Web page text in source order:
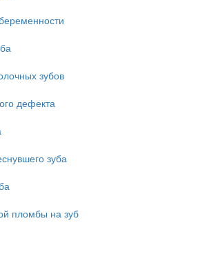
зубов
дефекта
зуба
пломбы на зуб